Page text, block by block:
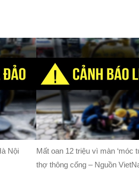
Nội
Mất oan 12 triệu vì màn ‘móc
thợ thông cống – Nguồn